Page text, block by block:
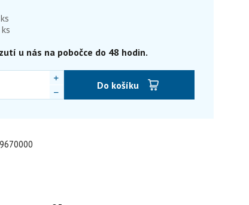
u nás na pobočce do 48 hodin.
Do košíku